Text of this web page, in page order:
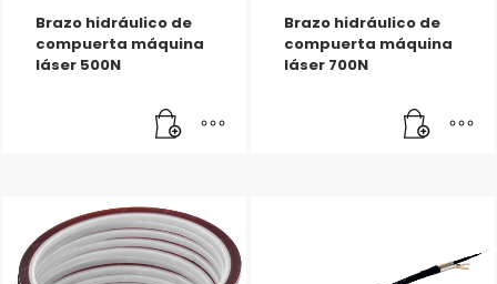
Brazo hidráulico de
compuerta máquina
láser 500N
Brazo hidráulico de
compuerta máquina
láser 700N